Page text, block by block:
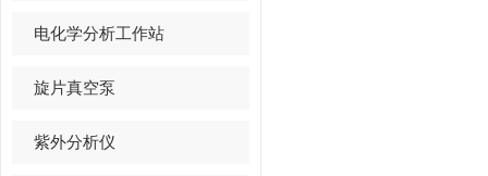
电化学分析工作站
旋片真空泵
紫外分析仪